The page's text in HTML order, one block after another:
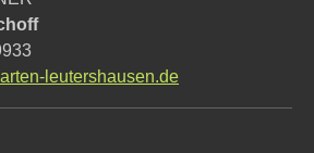
leutershausen.de